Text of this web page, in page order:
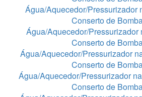
Água/Aquecedor/Pressurizador
Conserto de
Água/Aquecedor/
Conserto de
Água/Aquecedor/Pressurizador
Conserto de
Água/Aquecedor/Pressurizador
Conserto de